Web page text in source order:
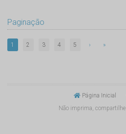
Paginação
1 2 3 4 5 › »
Página Inicial
Não imprima, compartilhe